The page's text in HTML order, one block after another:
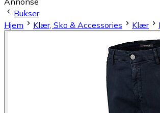
Bukser
Hjem
Klær, Sko & Accessories Klær